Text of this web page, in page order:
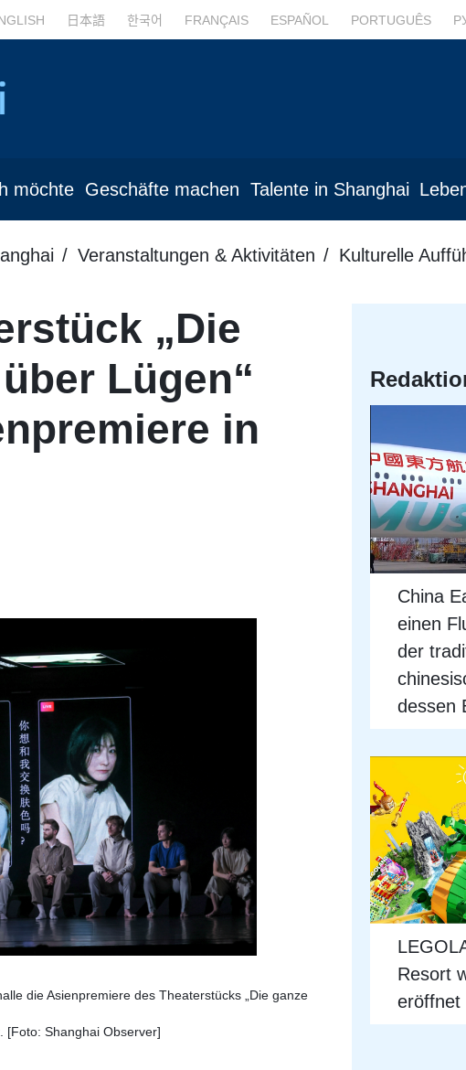
日本語 한국어 FRANÇAIS ESPAÑOL PORTUGUÊS
möchte Geschäfte machen Talente in Shanghai
Veranstaltungen & Aktivitäten Kulturelle
„Die
Lügen“
in
die Asienpremiere des Theaterstücks „Die ganze
[Foto: Shanghai Observer]
China
einen
der
dessen
Resort
eröffnet